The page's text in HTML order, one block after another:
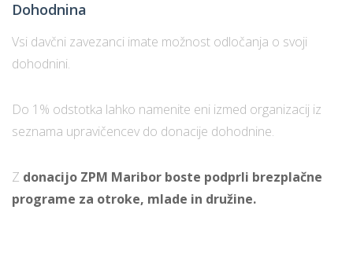
Dohodnina
Vsi davčni zavezanci imate možnost odločanja o svoji
dohodnini.
Do 1% odstotka lahko namenite eni izmed organizacij iz
seznama upravičencev do donacije dohodnine.
Z donacijo ZPM Maribor boste podprli brezplačne
programe za otroke, mlade in družine.